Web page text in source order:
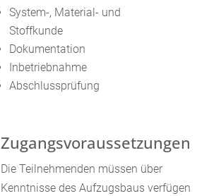
System-, Material- und
Stoffkunde
Dokumentation
Inbetriebnahme
Abschlussprüfung
Zugangsvoraussetzungen
Die Teilnehmenden müssen über
Kenntnisse des Aufzugsbaus verfügen